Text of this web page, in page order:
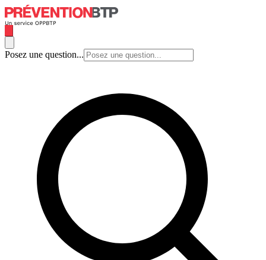
Posez une question...